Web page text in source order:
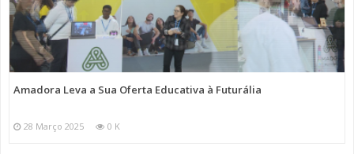
Amadora Leva a Sua Oferta Educativa à Futurália
28 Março 2025 0 K